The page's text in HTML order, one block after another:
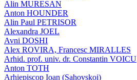
Alin MURESAN
Anton HOUNDER
Alin Paul PETRISOR
Alexandra JOEL
Avni DOSHI
Alex ROVIRA, Francesc MIRALLES
Arhid. prof. univ. dr. Constantin VOICU
Anton TOTH
Arhiepiscop Ioan (Sahovskoi)